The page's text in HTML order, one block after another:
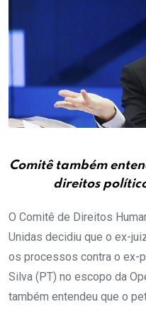
Comitê também
direitos
O Comitê de Direitos
Unidas decidiu que o ex-
os processos contra o ex-
Silva (PT) no escopo da
também entendeu que o